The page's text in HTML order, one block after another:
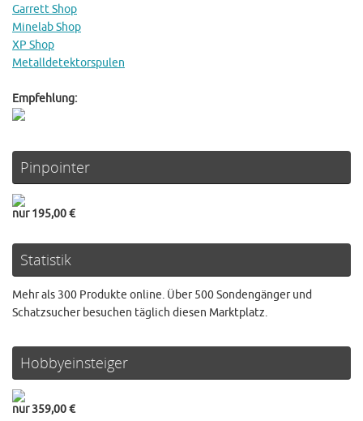
Garrett Shop
Minelab Shop
XP Shop
Metalldetektorspulen
Empfehlung:
Pinpointer
nur 195,00 €
Statistik
Mehr als 300 Produkte online. Über 500 Sondengänger und
Schatzsucher besuchen täglich diesen Marktplatz.
Hobbyeinsteiger
nur 359,00 €